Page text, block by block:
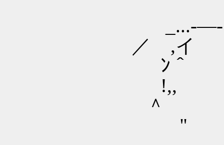
_...-―-
／ ,イ
ﾝ＾ ､.－
!,,
＾ゝ ＾ﾞ
''ゝ _''.